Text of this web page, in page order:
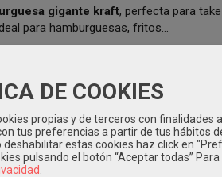
gigante kraft, perfecta para
para hamburguesas, fritos...
400 unidades
Deposítalo en el contenedor azul
DE COOKIES
propias y de terceros con finalidades
tus preferencias a partir de tus hábitos
estas cookies haz click en
pulsando el botón “Aceptar todas”